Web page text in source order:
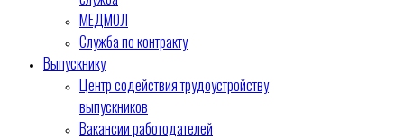
МЕДМОЛ
Служба по контракту
Выпускнику
Центр содействия трудоустройству
выпускников
Вакансии работодателей